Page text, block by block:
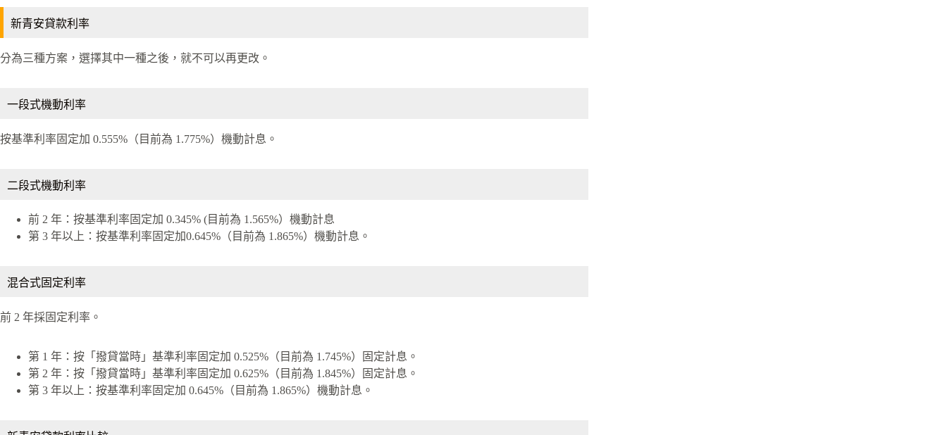
新青安貸款利率
分為三種方案，選擇其中一種之後，就不可以再更改。
一段式機動利率
按基準利率固定加 0.555%（目前為 1.775%）機動計息。
二段式機動利率
前 2 年：按基準利率固定加 0.345% (目前為 1.565%）機動計息
第 3 年以上：按基準利率固定加0.645%（目前為 1.865%）機動計息。
混合式固定利率
前 2 年採固定利率。
第 1 年：按「撥貸當時」基準利率固定加 0.525%（目前為 1.745%）固定計息。
第 2 年：按「撥貸當時」基準利率固定加 0.625%（目前為 1.845%）固定計息。
第 3 年以上：按基準利率固定加 0.645%（目前為 1.865%）機動計息。